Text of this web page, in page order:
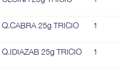
25g TRICIO
1
25g TRICIO
1